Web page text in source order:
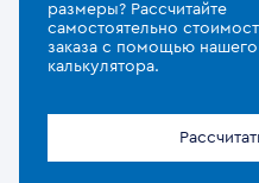
размеры? Рассчитайте
самостоятельно
заказа с помощью нашего
калькулятора.